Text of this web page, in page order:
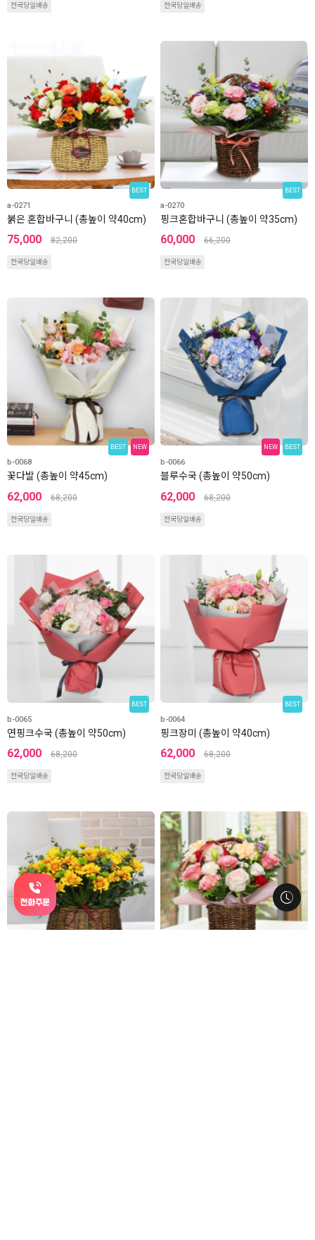
전국당일배송 전국당일배송
BEST
a-0271
붉은 혼합바구니 (총높이 약40cm)
75,000 82,200
전국당일배송
BEST
a-0270
핑크혼합바구니 (총높이 약35cm)
60,000 66,200
전국당일배송
BEST NEW
b-0068
꽃다발 (총높이 약45cm)
62,000 68,200
전국당일배송
NEW BEST
b-0066
블루수국 (총높이 약50cm)
62,000 68,200
전국당일배송
BEST
b-0065
연핑크수국 (총높이 약50cm)
62,000 68,200
전국당일배송
BEST
b-0064
핑크장미 (총높이 약40cm)
62,000 68,200
전국당일배송